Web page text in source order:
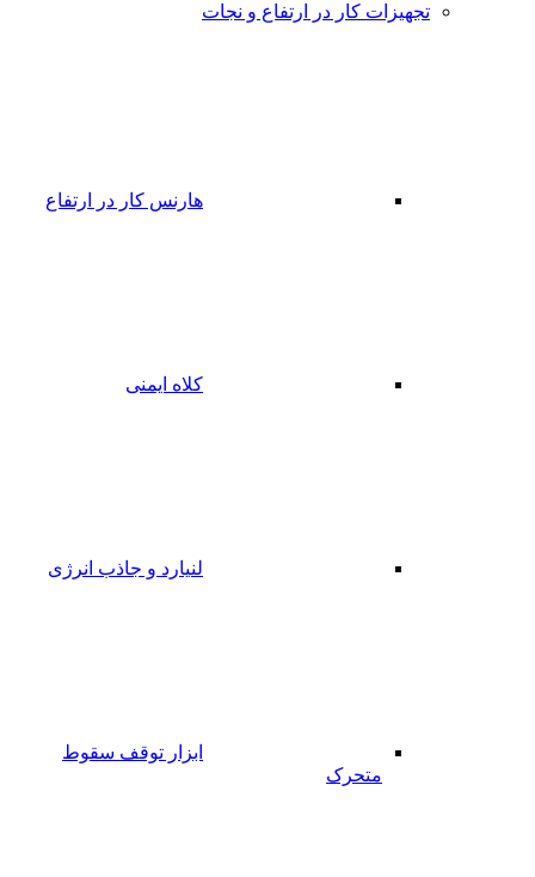
تجهیزات کار در ارتفاع و نجات
هارنس کار در ارتفاع
کلاه ایمنی
لنیارد و جاذب انرژی
ابزار توقف سقوط
متحرک